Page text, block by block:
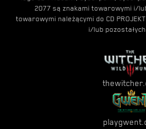
2077 są znakami towarowymi i/
towarowymi należącymi do CD
i/lub